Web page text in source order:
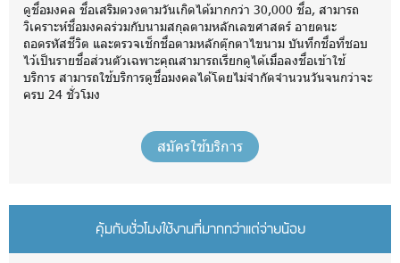
ดูชื่อมงคล ชื่อเสริมดวงตามวันเกิดได้มากกว่า 30,000 ชื่อ, สามารถ
วิเคราะห์ชื่อมงคลร่วมกับนามสกุลตามหลักเลขศาสตร์ อายตนะ
ถอดรหัสชีวิต และตรวจเช็กชื่อตามหลักตุ๊กตาไขนาม บันทึกชื่อที่ชอบ
ไว้เป็นรายชื่อส่วนตัวเฉพาะคุณสามารถเรียกดูได้เมื่อลงชื่อเข้าใช้
บริการ สามารถใช้บริการดูชื่อมงคลได้โดยไม่จำกัดจำนวนวันจนกว่าจะ
ครบ 24 ชั่วโมง
สมัครใช้บริการ
คุ้มกับชั่วโมงใช้งานที่มากกว่าแต่จ่ายน้อย